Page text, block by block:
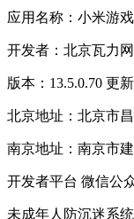
应用名称：小米游
开发者：北京瓦力
版本：13.5.0.70 更
北京地址：北京市
南京地址：南京市
开发者平台 微信公
未成年人防沉迷系统